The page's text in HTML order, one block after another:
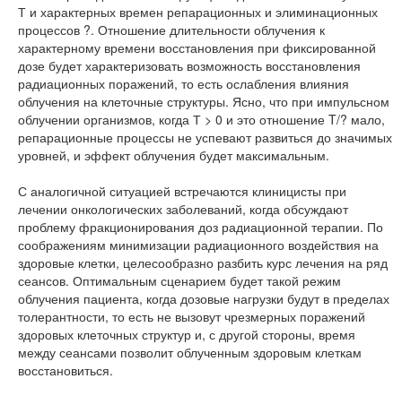
Т и характерных времен репарационных и элиминационных
процессов ?. Отношение длительности облучения к
характерному времени восстановления при фиксированной
дозе будет характеризовать возможность восстановления
радиационных поражений, то есть ослабления влияния
облучения на клеточные структуры. Ясно, что при импульсном
облучении организмов, когда Т > 0 и это отношение T/? мало,
репарационные процессы не успевают развиться до значимых
уровней, и эффект облучения будет максимальным.
С аналогичной ситуацией встречаются клиницисты при
лечении онкологических заболеваний, когда обсуждают
проблему фракционирования доз радиационной терапии. По
соображениям минимизации радиационного воздействия на
здоровые клетки, целесообразно разбить курс лечения на ряд
сеансов. Оптимальным сценарием будет такой режим
облучения пациента, когда дозовые нагрузки будут в пределах
толерантности, то есть не вызовут чрезмерных поражений
здоровых клеточных структур и, с другой стороны, время
между сеансами позволит облученным здоровым клеткам
восстановиться.